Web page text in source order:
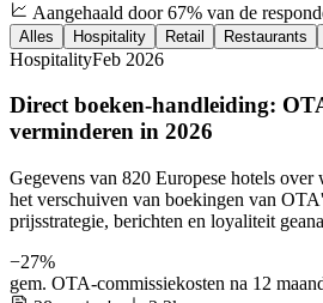
Aangehaald door 67% van de
Alles Hospitality Retail Restaurants
HospitalityFeb 2026
Direct boeken-handleiding:
verminderen in 2026
Gegevens van 820 Europese hotels over
het verschuiven van boekingen van
prijsstrategie, berichten en loyaliteit
−27%
gem. OTA-commissiekosten na 12